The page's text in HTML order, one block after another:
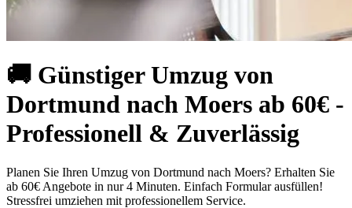
🚚 Günstiger Umzug von
Dortmund nach Moers ab 60€ -
Professionell & Zuverlässig
Planen Sie Ihren Umzug von Dortmund nach Moers? Erhalten Sie
ab 60€ Angebote in nur 4 Minuten. Einfach Formular ausfüllen!
Stressfrei umziehen mit professionellem Service.